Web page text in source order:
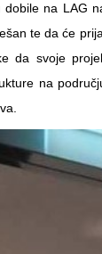
na LAG
te da će
da svoje
na